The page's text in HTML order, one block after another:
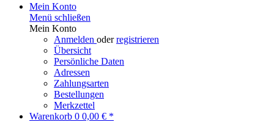
Mein Konto
Menü schließen
Mein Konto
Anmelden oderregistrieren
Übersicht
Persönliche Daten
Adressen
Zahlungsarten
Bestellungen
Merkzettel
Warenkorb 0 0,00 € *